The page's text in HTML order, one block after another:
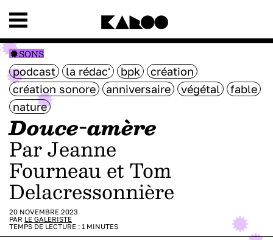
SONS
podcast la rédac' bpk
création
création sonore
anniversaire végétal
fable
nature
Douce-amère
par Jeanne
Fourneau et Tom
Delacressonnière
20 NOVEMBRE 2023
PAR LE GALERISTE
TEMPS DE LECTURE : 1 MINUTES